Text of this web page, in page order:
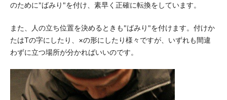
のために"ばみり"を付け、素早く正確に転換をしています。
また、人の立ち位置を決めるときも"ばみり"を付けます。付けか
たはTの字にしたり、×の形にしたり様々ですが、いずれも間違
わずに立つ場所が分かればいいのです。